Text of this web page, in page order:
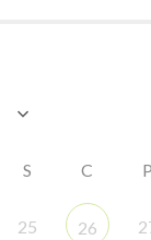
S C P
25 26